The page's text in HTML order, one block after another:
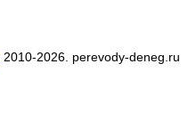
2010-2026. perevody-deneg.ru